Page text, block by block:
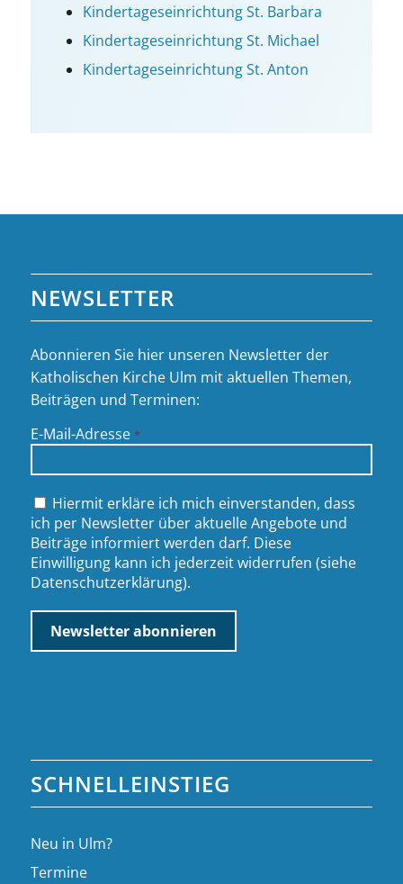
Kinder­tages­einrichtung St. Barbara
Kindertageseinrichtung St. Michael
Kinder­tages­einrichtung St. Anton
NEWSLETTER
Abonnieren Sie hier unseren Newsletter der
Katholischen Kirche Ulm mit aktuellen Themen,
Beiträgen und Terminen:
E-Mail-Adresse *
Hiermit erkläre ich mich einverstanden, dass
ich per Newsletter über aktuelle Angebote und
Beiträge informiert werden darf. Diese
Einwilligung kann ich jederzeit widerrufen (siehe
Datenschutzerklärung).
SCHNELLEINSTIEG
Neu in Ulm?
Termine